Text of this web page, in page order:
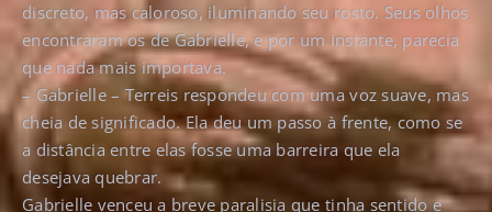
discreto, mas caloroso, iluminando seu rosto. Seus olhos
encontraram os de Gabrielle, e por um instante, parecia
que nada mais importava.
– Gabrielle – Terreis respondeu com uma voz suave, mas
cheia de significado. Ela deu um passo à frente, como se
a distância entre elas fosse uma barreira que ela
desejava quebrar.
Gabrielle venceu a breve paralisia que tinha sentido e